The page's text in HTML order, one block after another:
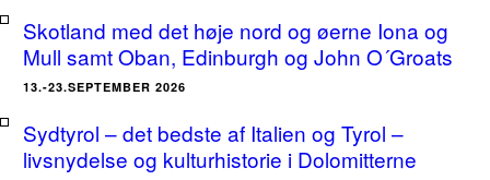
Skotland med det høje nord og øerne Iona og
Mull samt Oban, Edinburgh og John O´Groats
13.-23.SEPTEMBER 2026
Sydtyrol – det bedste af Italien og Tyrol –
livsnydelse og kulturhistorie i Dolomitterne